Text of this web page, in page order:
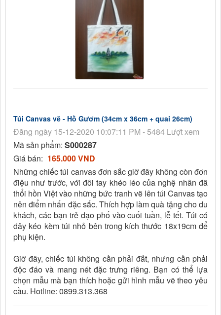
Túi Canvas vẽ - Hồ Gươm (34cm x 36cm + quai 26cm)
Đăng ngày 15-12-2020 10:07:11 PM - 5484 Lượt xem
Mã sản phẩm: S000287
Giá bán: 165.000 VND
Những chiếc túi canvas đơn sắc giờ đây không còn đơn
điệu như trước, với đôi tay khéo léo của nghệ nhân đã
thổi hồn Việt vào những bức tranh vẽ lên túi Canvas tạo
nên điểm nhấn đặc sắc. Thích hợp làm quà tặng cho du
khách, các bạn trẻ dạo phố vào cuối tuần, lễ tết. Túi có
dây kéo kèm túi nhỏ bên trong kích thước 18x19cm để
phụ kiện.
Giờ đây, chiếc túi không cần phải đắt, nhưng cần phải
độc đáo và mang nét đặc trưng riêng. Bạn có thể lựa
chọn mẫu mà bạn thích hoặc gửi hình mẫu vẽ theo yêu
cầu. Hotline: 0899.313.368